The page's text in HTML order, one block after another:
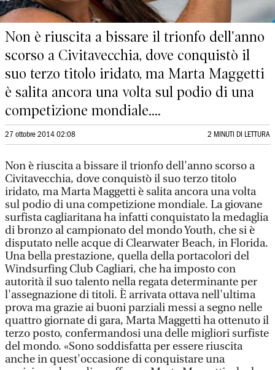
Non è riuscita a bissare il trionfo dell'anno
scorso a Civitavecchia, dove conquistò il
suo terzo titolo iridato, ma Marta Maggetti
è salita ancora una volta sul podio di una
competizione mondiale....
27 ottobre 2014 02:08 2 MINUTI DI LETTURA
Non è riuscita a bissare il trionfo dell'anno scorso a
Civitavecchia, dove conquistò il suo terzo titolo
iridato, ma Marta Maggetti è salita ancora una volta
sul podio di una competizione mondiale. La giovane
surfista cagliaritana ha infatti conquistato la medaglia
di bronzo al campionato del mondo Youth, che si è
disputato nelle acque di Clearwater Beach, in Florida.
Una bella prestazione, quella della portacolori del
Windsurfing Club Cagliari, che ha imposto con
autorità il suo talento nella regata determinante per
l'assegnazione di titoli. È arrivata ottava nell'ultima
prova ma grazie ai buoni parziali messi a segno nelle
quattro giornate di gara, Marta Maggetti ha ottenuto il
terzo posto, confermandosi una delle migliori surfiste
del mondo. «Sono soddisfatta per essere riuscita
anche in quest'occasione di conquistare una